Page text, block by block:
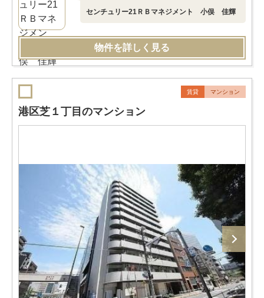
センチュリー21ＲＢマネジメント 小俣 佳輝
物件を詳しく見る
賃貸 マンション
港区芝１丁目のマンション